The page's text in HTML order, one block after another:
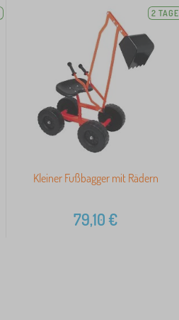
2 TAGE
Kleiner Fußbagger mit Rädern
79,10€